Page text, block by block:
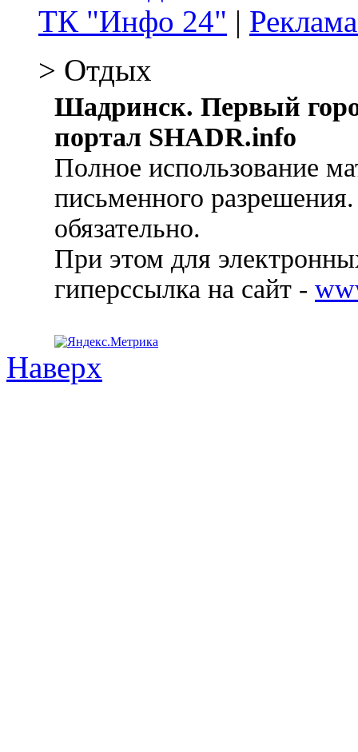
ТК "Инфо 24" |
> Отдых
Шадринск. Первый
портал SHADR.info
Полное использование
письменного
обязательно.
При этом для
гиперссылка на сайт -
Наверх